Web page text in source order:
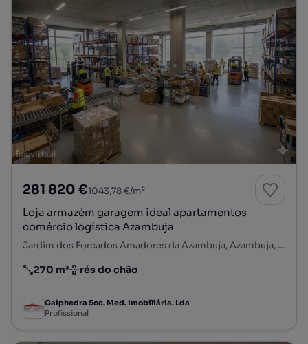
281 820 €1043,78 €/m²
Loja armazém garagem ideal apartamentos
comércio logística Azambuja
Jardim dos Forcados Amadores da Azambuja, Azambuja, Azambuja, Lisboa
Preço por metro quadrado
270 m²
Andar rés do chão
Gaiphedra Soc. Med. Imobiliária. Lda
Profissional